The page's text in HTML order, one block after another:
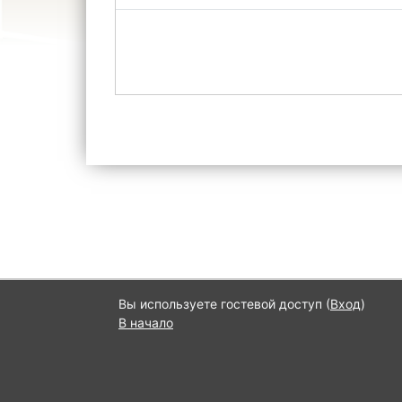
Вы используете гостевой доступ (Вход)
В начало